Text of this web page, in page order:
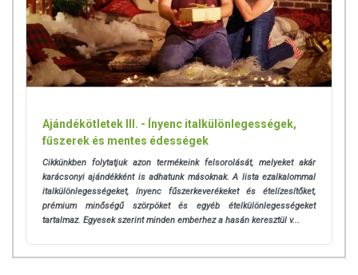
A BioTech USA Zero Bar kiváló és finom fehérjeforrás mindenki
számára, bármikor, bármilyen helyzetben. Ajánljuk:
Azoknak, akik sportolás után finom és magas minőségű fehérje
szeletet szeretnének fogyasztani.
Nagyszerű választás – ízletes fehérjebevitelre – fogyókúra alatt
Azoknak, akik egészséges nassolnivalóra vágynak.
Gluténérzékenyeknek.
Tejcukor-érzékenyeknek
Figyelmeztetés:Túlzott fogyasztása hashajtó hatású lehet.
MI A LAKTÓZINTOLERANCIA?
Ajándékötletek III. - Ínyenc italkülönlegességek,
fűszerek és mentes édességek
Cikkünkben folytatjuk azon termékeink felsorolását, melyeket akár
karácsonyi ajándékként is adhatunk másoknak. A lista ezalkalommal
italkülönlegességeket, ínyenc fűszerkeverékeket és ételízesítőket,
prémium minőségű szörpöket és egyéb ételkülönlegességeket
tartalmaz. Egyesek szerint minden emberhez a hasán keresztül v...